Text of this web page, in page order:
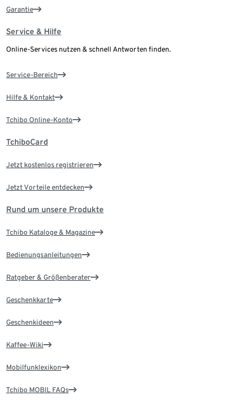
Garantie
Service & Hilfe
Online-Services nutzen & schnell Antworten finden.
Service-Bereich
Hilfe & Kontakt
Tchibo Online-Konto
TchiboCard
Jetzt kostenlos registrieren
Jetzt Vorteile entdecken
Rund um unsere Produkte
Tchibo Kataloge & Magazine
Bedienungsanleitungen
Ratgeber & Größenberater
Geschenkkarte
Geschenkideen
Kaffee-Wiki
Mobilfunklexikon
Tchibo MOBIL FAQs